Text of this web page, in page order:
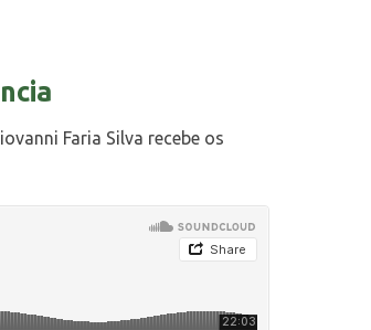
Faria Silva recebe os